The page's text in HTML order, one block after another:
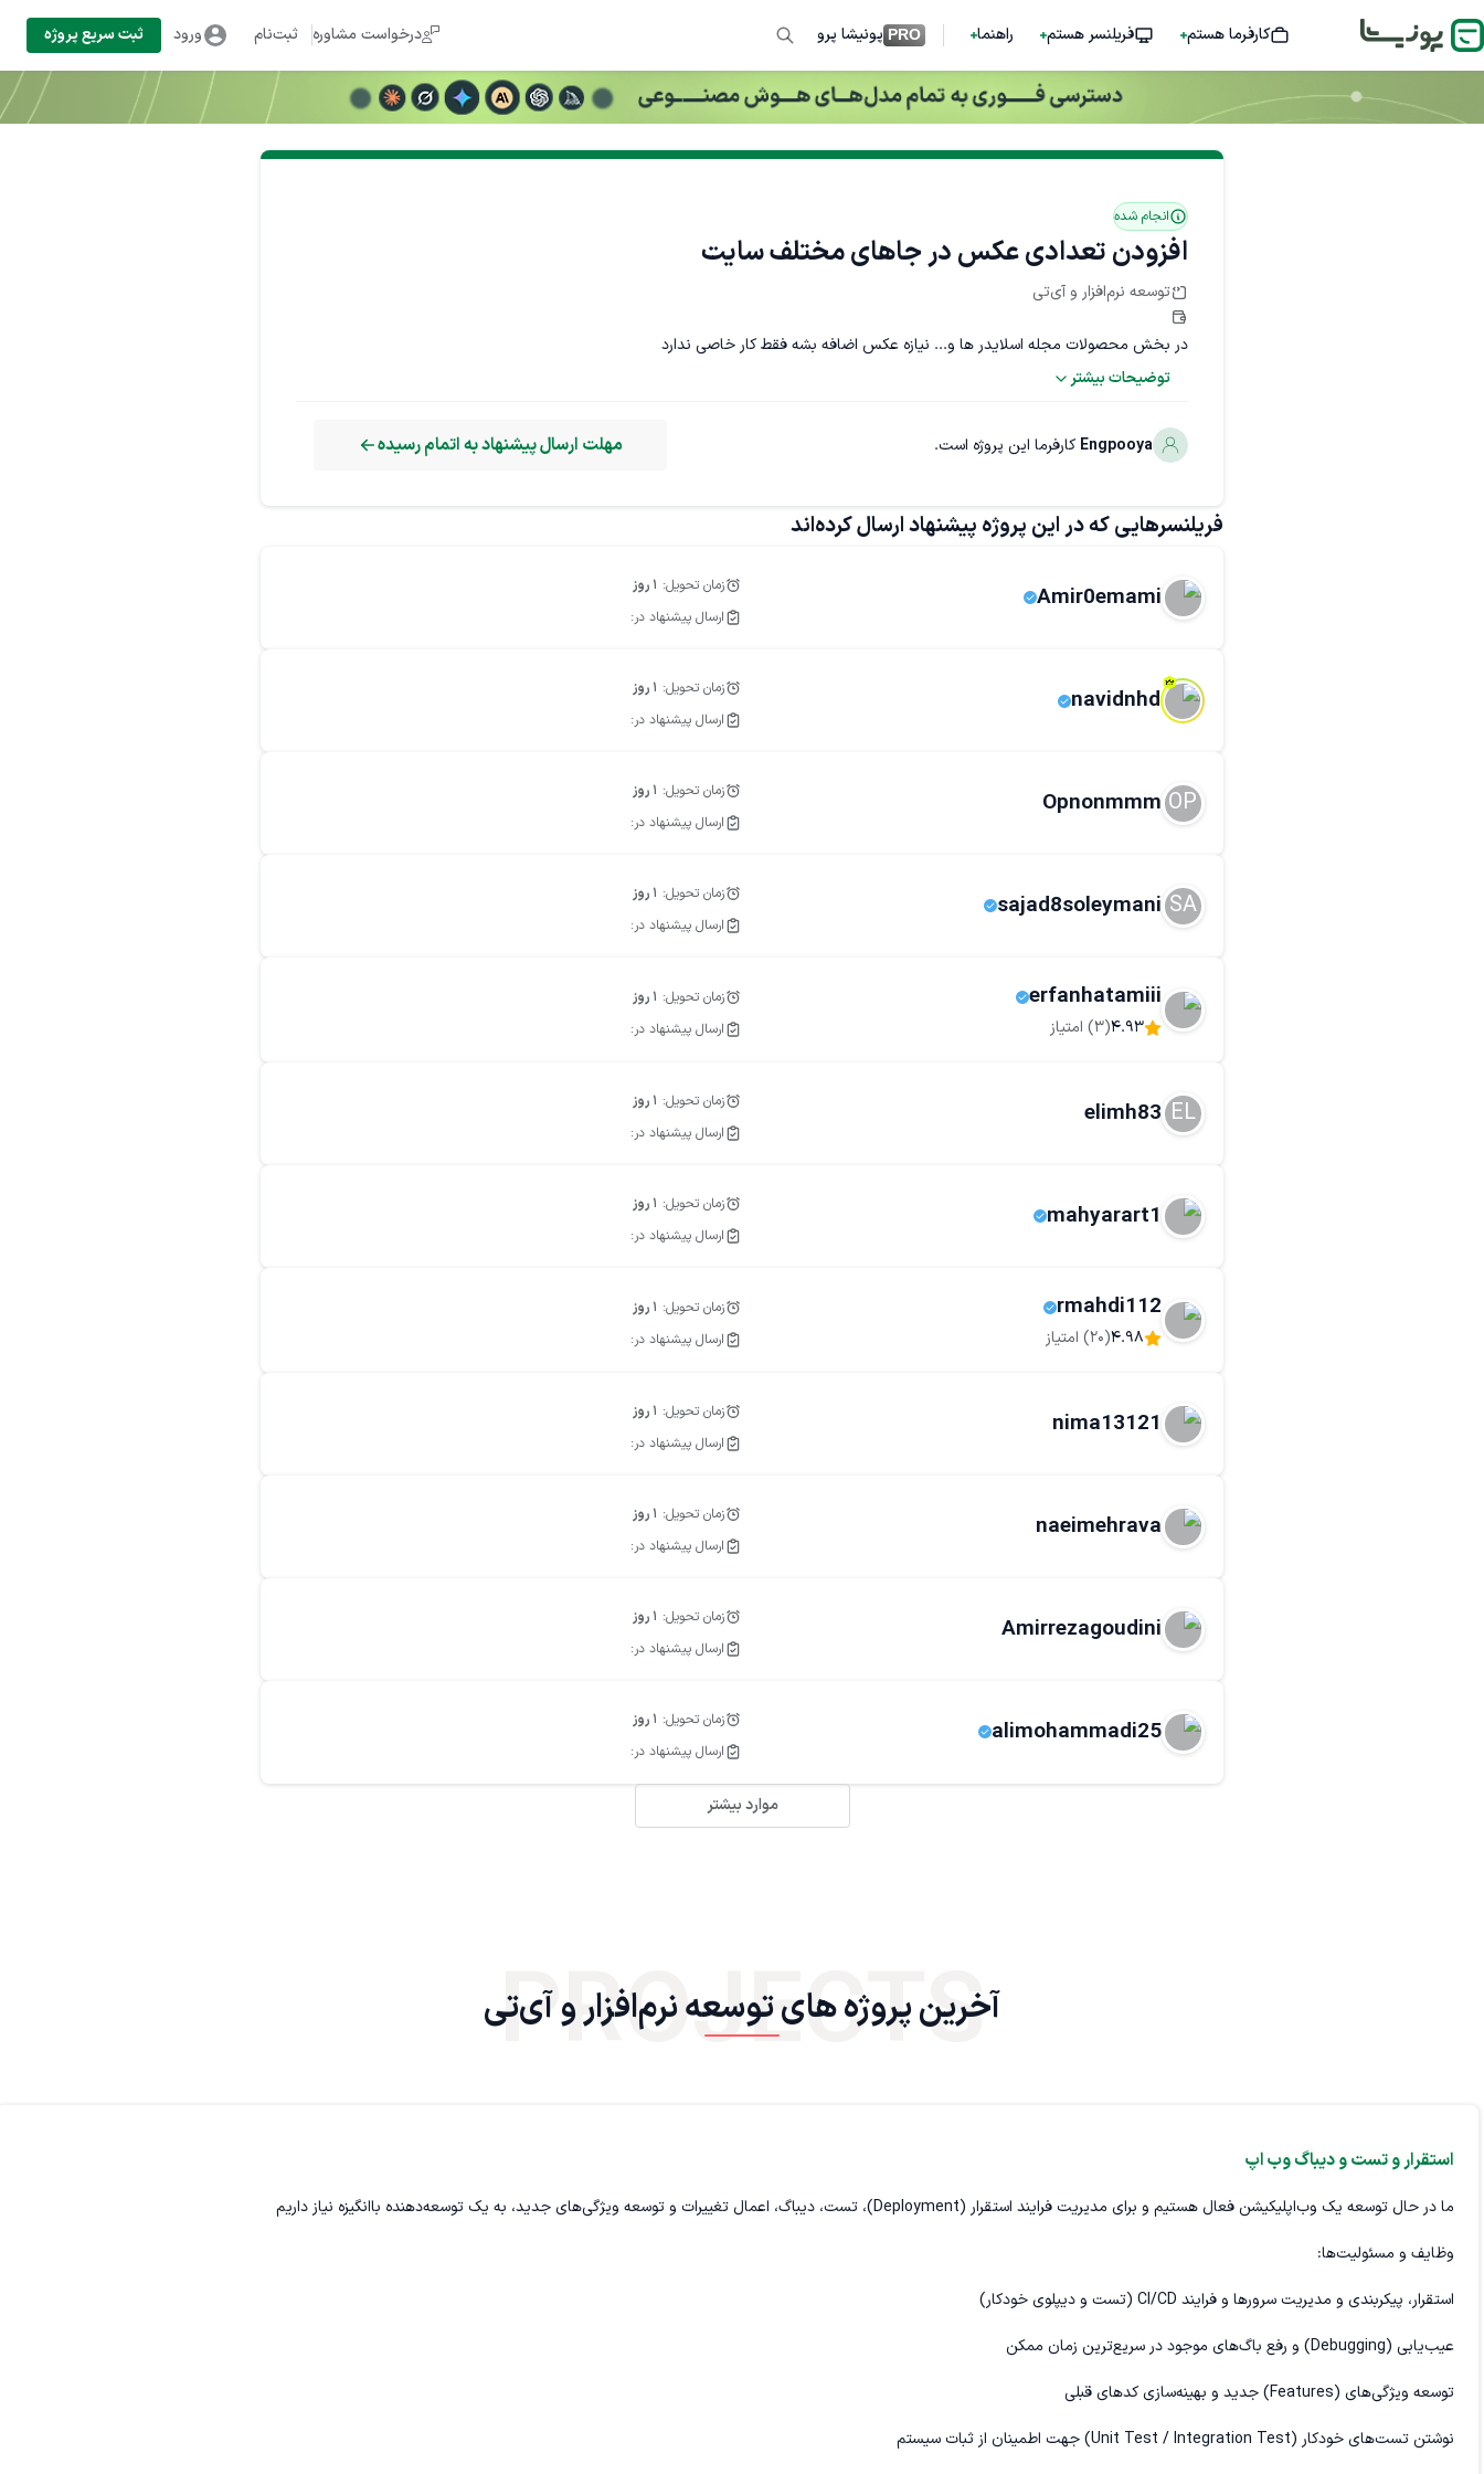
کارفرما هستم فریلنسر هستم راهنما PRO پونیشا پرو درخواست مشاوره ثبت‌نام ورود ثبت سریع پروژه
انجام شده
افزودن تعدادی عکس در جاهای مختلف سایت
توسعه‌ نرم‌افزار و آی‌تی
در بخش محصولات مجله اسلایدر ها و... نیازه عکس اضافه بشه فقط کار خاصی ندارد
HTML
امکانات ویژه
طراحی لوگو طراحی کارت ویزیت طراحی سایت فروشگاهی
توضیحات بیشتر
Engpooya کارفرما این پروژه است. مهلت ارسال پیشنهاد به اتمام رسیده
فریلنسرهایی که در این پروژه پیشنهاد ارسال کرده‌اند
Amir0emami زمان تحویل: 1 روز
ارسال پیشنهاد در:
navidnhd زمان تحویل: 1 روز
ارسال پیشنهاد در:
OP
Opnonmmm زمان تحویل: 1 روز
ارسال پیشنهاد در:
SA
sajad8soleymani زمان تحویل: 1 روز
ارسال پیشنهاد در:
erfanhatamiii
4.93
(
3) امتیاز
زمان تحویل: 1 روز
ارسال پیشنهاد در:
EL
elimh83 زمان تحویل: 1 روز
ارسال پیشنهاد در:
mahyarart1 زمان تحویل: 1 روز
ارسال پیشنهاد در:
rmahdi112
4.98
(
20) امتیاز
زمان تحویل: 1 روز
ارسال پیشنهاد در:
nima13121 زمان تحویل: 1 روز
ارسال پیشنهاد در:
naeimehrava زمان تحویل: 1 روز
ارسال پیشنهاد در:
Amirrezagoudini زمان تحویل: 1 روز
ارسال پیشنهاد در:
alimohammadi25 زمان تحویل: 1 روز
ارسال پیشنهاد در:
موارد بیشتر
آخرین پروژه های توسعه‌ نرم‌افزار و آی‌تی
PROJECTS
استقرار و تست و دیباگ وب اپ
ما در حال توسعه یک وب‌اپلیکیشن فعال هستیم و برای مدیریت فرایند استقرار (Deployment)، تست، دیباگ، اعمال تغییرات و توسعه ویژگی‌های جدید، به یک توسعه‌دهنده باانگیزه نیاز داریم
وظایف و مسئولیت‌ها:
استقرار، پیکربندی و مدیریت سرورها و فرایند CI/CD (تست و دیپلوی خودکار)
عیب‌یابی (Debugging) و رفع باگ‌های موجود در سریع‌ترین زمان ممکن
توسعه ویژگی‌های (Features) جدید و بهینه‌سازی کدهای قبلی
نوشتن تست‌های خودکار (Unit Test / Integration Test) جهت اطمینان از ثبات سیستم